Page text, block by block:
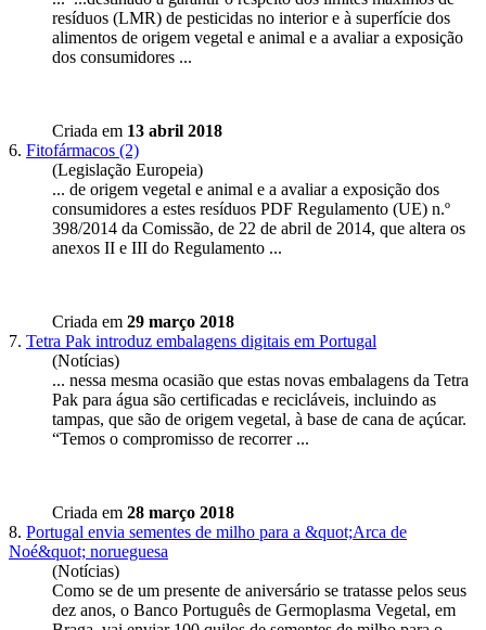
resíduos (LMR) de pesticidas no interior e à superfície dos
alimentos de origem vegetal e animal e a avaliar a exposição
dos consumidores ...
Criada em 13 abril 2018
6. Fitofármacos (2)
(Legislação Europeia)
... de origem vegetal e animal e a avaliar a exposição dos
consumidores a estes resíduos PDF Regulamento (UE) n.º
398/2014 da Comissão, de 22 de abril de 2014, que altera os
anexos II e III do Regulamento ...
Criada em 29 março 2018
7. Tetra Pak introduz embalagens digitais em Portugal
(Notícias)
... nessa mesma ocasião que estas novas embalagens da Tetra
Pak para água são certificadas e recicláveis, incluindo as
tampas, que são de origem vegetal, à base de cana de açúcar.
“Temos o compromisso de recorrer ...
Criada em 28 março 2018
8. Portugal envia sementes de milho para a &quot;Arca de
Noé&quot; norueguesa
(Notícias)
Como se de um presente de aniversário se tratasse pelos seus
dez anos, o Banco Português de Germoplasma Vegetal, em